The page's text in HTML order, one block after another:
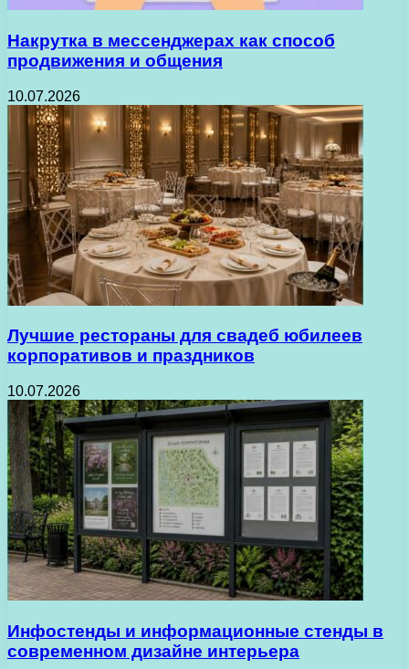
Накрутка в мессенджерах как способ
продвижения и общения
10.07.2026
Лучшие рестораны для свадеб юбилеев
корпоративов и праздников
10.07.2026
Инфостенды и информационные стенды в
современном дизайне интерьера